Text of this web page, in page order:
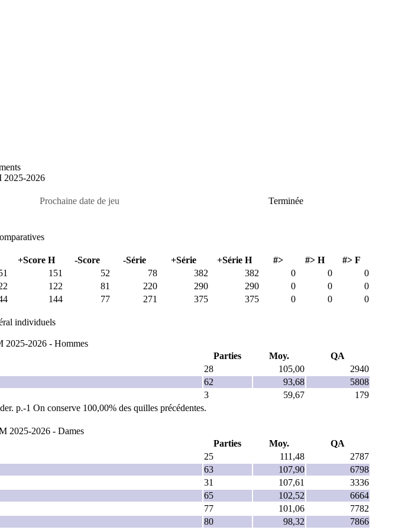
2025-2026
Prochaine date de jeu
Terminée
+Score H -Score -Série +Série +Série H #> #> H
#> F
151 52 78 382 382 0 0
0
122 81 220 290 290 0 0
0
144 77 271 375 375 0 0 0
individuels
2025-2026 - Hommes
Parties Moy.
QA
28 105,00
2940
62 93,68
5808
3 59,67
179
p.-1 On conserve 100,00% des quilles précédentes.
2025-2026 - Dames
Parties Moy.
QA
25 111,48
2787
63 107,90
6798
31 107,61
3336
65 102,52
6664
77 101,06
7782
80 98,32
7866